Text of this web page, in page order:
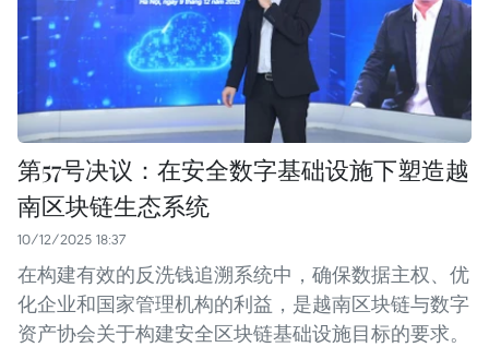
第57号决议：在安全数字基础设施下塑造越
南区块链生态系统
10/12/2025 18:37
在构建有效的反洗钱追溯系统中，确保数据主权、优
化企业和国家管理机构的利益，是越南区块链与数字
资产协会关于构建安全区块链基础设施目标的要求。